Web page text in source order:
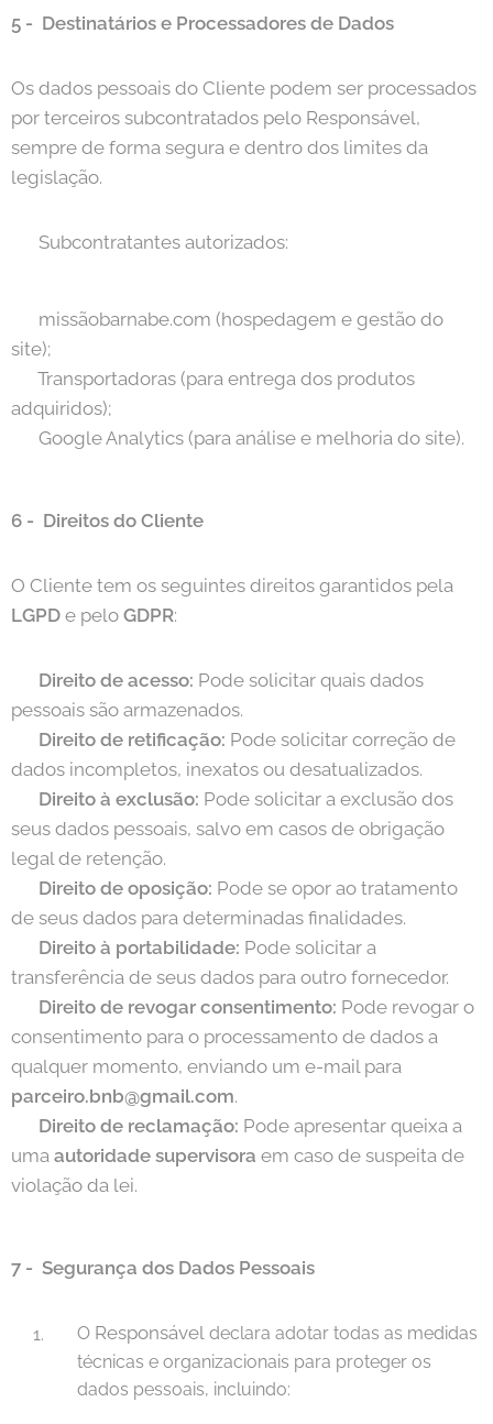
5 - Destinatários e Processadores de Dados
Os dados pessoais do Cliente podem ser processados
por terceiros subcontratados pelo Responsável,
sempre de forma segura e dentro dos limites da
legislação.
📌 Subcontratantes autorizados:
🔹 missãobarnabe.com (hospedagem e gestão do
site);
🔹 Transportadoras (para entrega dos produtos
adquiridos);
🔹 Google Analytics (para análise e melhoria do site).
6 - Direitos do Cliente
O Cliente tem os seguintes direitos garantidos pela
LGPD e pelo GDPR:
Direito de acesso: Pode solicitar quais dados
pessoais são armazenados.
Direito de retificação: Pode solicitar correção de
dados incompletos, inexatos ou desatualizados.
Direito à exclusão: Pode solicitar a exclusão dos
seus dados pessoais, salvo em casos de obrigação
legal de retenção.
Direito de oposição: Pode se opor ao tratamento
de seus dados para determinadas finalidades.
Direito à portabilidade: Pode solicitar a
transferência de seus dados para outro fornecedor.
Direito de revogar consentimento: Pode revogar o
consentimento para o processamento de dados a
qualquer momento, enviando um e-mail para
parceiro.bnb@gmail.com.
Direito de reclamação: Pode apresentar queixa a
uma autoridade supervisora em caso de suspeita de
violação da lei.
7 - Segurança dos Dados Pessoais
O Responsável declara adotar todas as medidas
técnicas e organizacionais para proteger os
dados pessoais, incluindo: